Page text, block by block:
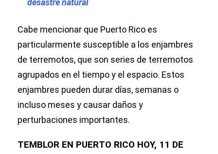
desastre natural
Cabe mencionar que Puerto Rico es
particularmente susceptible a los enjambres
de terremotos, que son series de terremotos
agrupados en el tiempo y el espacio. Estos
enjambres pueden durar días, semanas o
incluso meses y causar daños y
perturbaciones importantes.
TEMBLOR EN PUERTO RICO HOY, 11 DE